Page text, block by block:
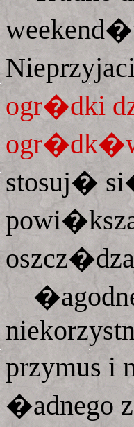
ogr�dki
stosuj�
�agodne
przymus i
�adnego